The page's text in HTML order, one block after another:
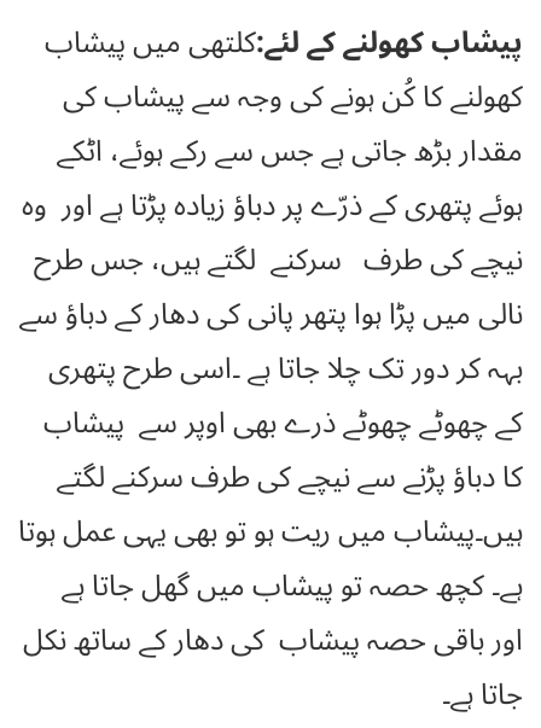
پیشاب کھولنے کے لئے:کلتھی میں پیشاب
کھولنے کا کُن ہونے کی وجہ سے پیشاب کی
مقدار بڑھ جاتی ہے جس سے رکے ہوئے، اٹکے
ہوئے پتھری کے ذرّے پر دباؤ زیادہ پڑتا ہے اور وہ
نیچے کی طرف سرکنے لگتے ہیں، جس طرح
نالی میں پڑا ہوا پتھر پانی کی دھار کے دباؤ سے
بہہ کر دور تک چلا جاتا ہے ۔اسی طرح پتھری
کے چھوٹے چھوٹے ذرے بھی اوپر سے پیشاب
کا دباؤ پڑنے سے نیچے کی طرف سرکنے لگتے
ہیں۔پیشاب میں ریت ہو تو بھی یہی عمل ہوتا
ہے۔ کچھ حصہ تو پیشاب میں گھل جاتا ہے
اور باقی حصہ پیشاب کی دھار کے ساتھ نکل
جاتا ہے۔